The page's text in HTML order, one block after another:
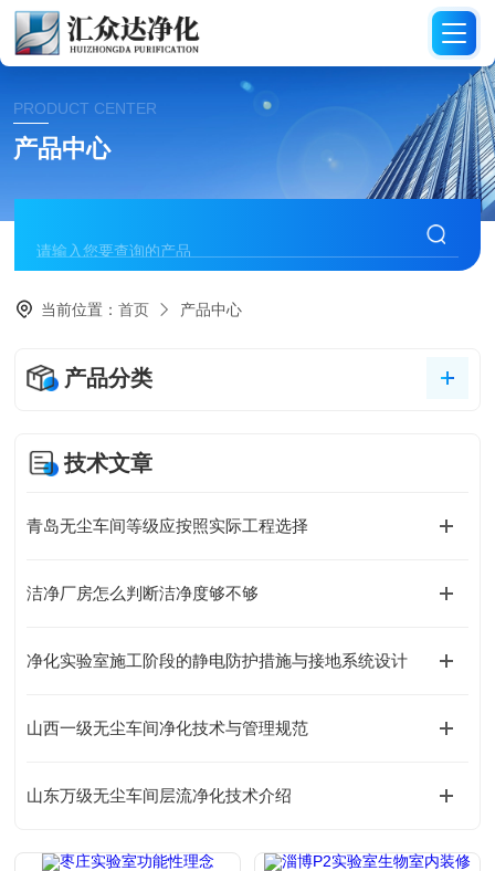
PRODUCT CENTER
产品中心
当前位置：首页 产品中心
产品分类
技术文章
青岛无尘车间等级应按照实际工程选择
洁净厂房怎么判断洁净度够不够
净化实验室施工阶段的静电防护措施与接地系统设计
山西一级无尘车间净化技术与管理规范
山东万级无尘车间层流净化技术介绍